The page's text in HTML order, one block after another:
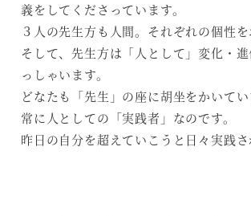
義をしてくださっています。
３人の先生方も人間。それぞれの個性を
そして、先生方は「人として」変化・
っしゃいます。
どなたも「先生」の座に胡坐をかいてい
常に人としての「実践者」なのです。
昨日の自分を超えていこうと日々実践さ